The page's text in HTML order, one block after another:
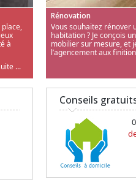
à
...
Rénovation
Vous souhaitez rénover
habitation ? Je conçois
mobilier sur mesure, et
l’agencement aux
Conseils